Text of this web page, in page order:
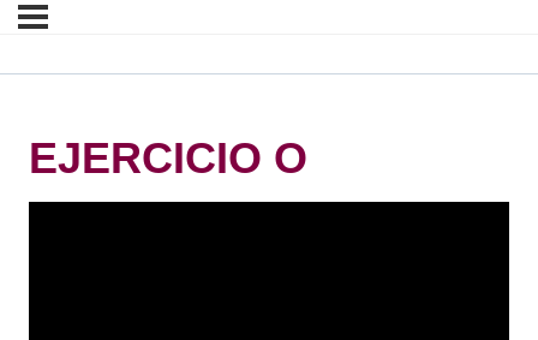
EJERCICIO O